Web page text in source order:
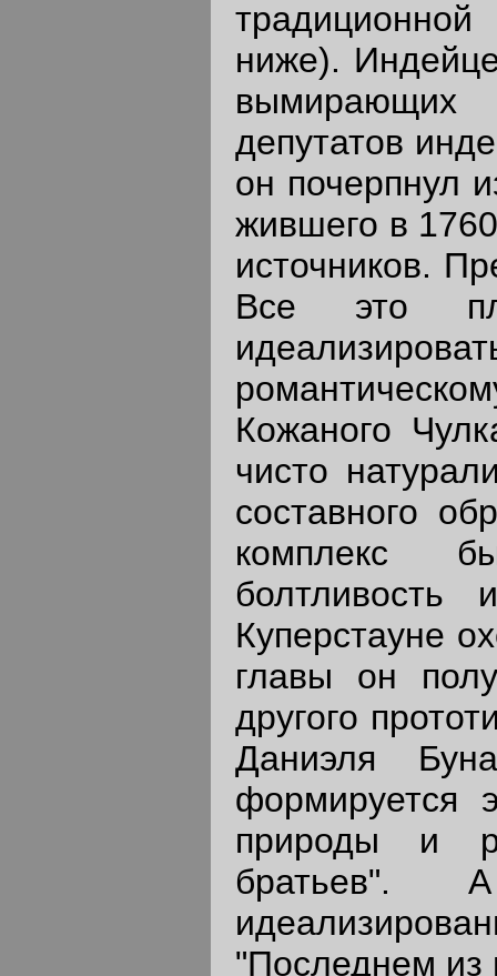
ниже).
депутатов
он почерпнул
жившего в
источников.
Все это
Кожаного
чисто
составного
комплекс
Куперстауне
главы он
другого
Даниэля
формируется
природы и
"Последнем из